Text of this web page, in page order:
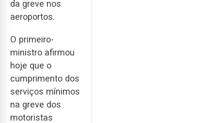
da greve nos
aeroportos.
O primeiro-
ministro afirmou
hoje que o
cumprimento dos
serviços mínimos
na greve dos
motoristas